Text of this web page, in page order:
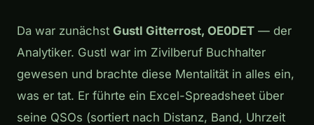
Da war zunächst Gustl Gitterrost, OE0DET — der
Analytiker. Gustl war im Zivilberuf Buchhalter
gewesen und brachte diese Mentalität in alles ein,
was er tat. Er führte ein Excel-Spreadsheet über
seine QSOs (sortiert nach Distanz, Band, Uhrzeit